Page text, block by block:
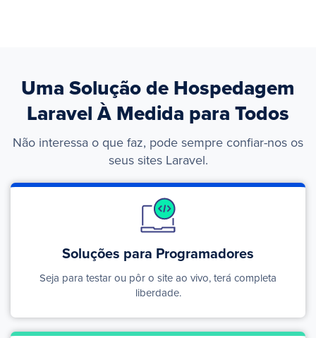
Uma Solução de Hospedagem
Laravel À Medida para Todos
Não interessa o que faz, pode sempre confiar-nos os
seus sites Laravel.
Soluções para Programadores
Seja para testar ou pôr o site ao vivo, terá completa
liberdade.